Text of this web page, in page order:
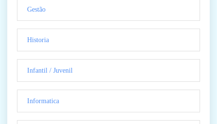
Gestão
Historia
Infantil / Juvenil
Informatica